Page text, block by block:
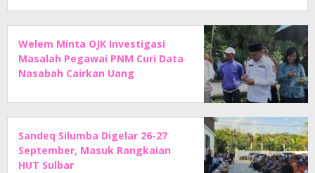
Welem Minta OJK Investigasi
Masalah Pegawai PNM Curi Data
Nasabah Cairkan Uang
Sandeq Silumba Digelar 26-27
September, Masuk Rangkaian
HUT Sulbar